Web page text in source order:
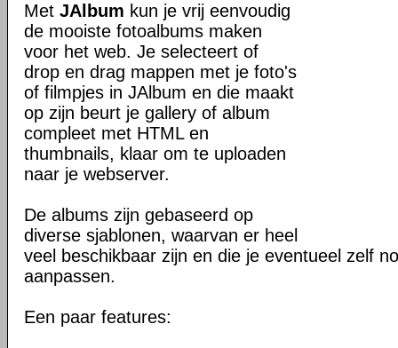
Met JAlbum kun je vrij eenvoudig
de mooiste fotoalbums maken
voor het web. Je selecteert of
drop en drag mappen met je foto's
of filmpjes in JAlbum en die maakt
op zijn beurt je gallery of album
compleet met HTML en
thumbnails, klaar om te uploaden
naar je webserver.
De albums zijn gebaseerd op
diverse sjablonen, waarvan er heel
veel beschikbaar zijn en die je eventueel zelf
aanpassen.
Een paar features: